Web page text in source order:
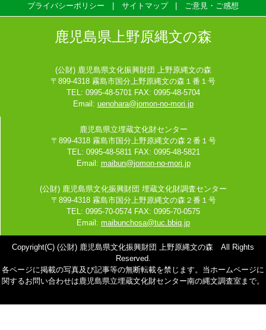
プライバシーポリシー サイトマップ ご意見・ご感想
鹿児島県上野原縄文の森
(公財) 鹿児島県文化振興財団 上野原縄文の森
〒899-4318 霧島市国分上野原縄文の森１番１号
TEL: 0995-48-5701 FAX: 0995-48-5704
Email: uenohara@jomon-no-mori.jp
鹿児島県立埋蔵文化財センター
〒899-4318 霧島市国分上野原縄文の森２番１号
TEL: 0995-48-5811 FAX: 0995-48-5821
Email: maibun@jomon-no-mori.jp
(公財) 鹿児島県文化振興財団 埋蔵文化財調査センター
〒899-4318 霧島市国分上野原縄文の森２番１号
TEL: 0995-70-0574 FAX: 0995-70-0575
Email: maibunchosa@tuc.bbiq.jp
Copyright(C) (公財) 鹿児島県文化振興財団 上野原縄文の森 All Rights
Reserved.
各ページに掲載の写真及び記事等の無断転載を禁じます。当ホームページに
関するお問い合わせは鹿児島県立埋蔵文化財センター南の縄文調査室まで。